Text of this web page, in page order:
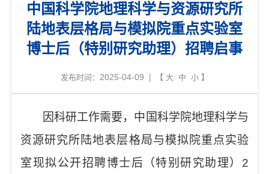
中国科学院地理科学与资源研究所
陆地表层格局与模拟院重点实验室
博士后（特别研究助理）招聘启事
发布时间： 2025-04-09 | 【 大 中 小】
因科研工作需要，中国科学院地理科学与
资源研究所陆地表层格局与模拟院重点实验
室现拟公开招聘博士后（特别研究助理） 2